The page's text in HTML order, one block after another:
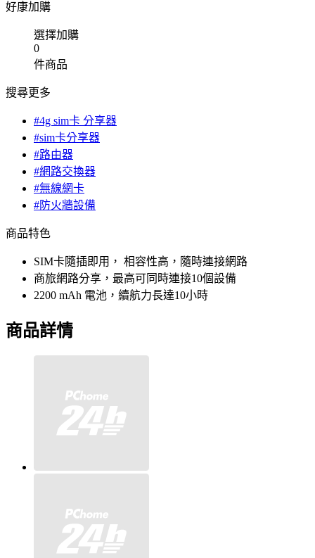
好康加購
選擇加購
0
件商品
搜尋更多
#4g sim卡 分享器
#sim卡分享器
#路由器
#網路交換器
#無線網卡
#防火牆設備
商品特色
SIM卡隨插即用， 相容性高，隨時連接網路
商旅網路分享，最高可同時連接10個設備
2200 mAh 電池，續航力長達10小時
商品詳情